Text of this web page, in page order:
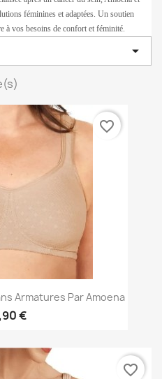
féminines et adaptées. Un soutien
à vos besoins de confort et féminité.

Armatures Par Amoena
€
favorite_border
favorite_border